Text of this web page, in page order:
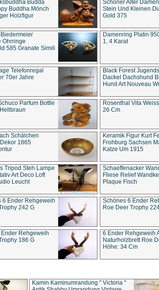
Budda
Buddha Mönch
Holzfigur
Schöner Alter
Stein Und Kleinen
Gold 375
Ohrringe
585 Granate Simili
Damenring Platin
1, 4 Karat
Telefonregal
70er Jahre
Black Forest
Dackel Dachshund
Hund Art Nouveau
Parfum Bottle
Rosenthal Vita
26 Cm
Schälchen
1865
Keramik Figur Kurt
Frohburg Sachsen
Katze Um 1915
Tripod Steh Lampe
Art Deco Loft
Leucht
Schaeffenacker
Fliese Relief
Plaque Fisch
6 Ender Rehgeweih
242 G
Schönes 6 Ender
Roe Deer Trophy
Rehgeweih
186 G
6 Ender Rehgeweih
Naturholzbrett Roe
Höhe: 34 Cm
Kamin Kaminumrandung " Victoria "